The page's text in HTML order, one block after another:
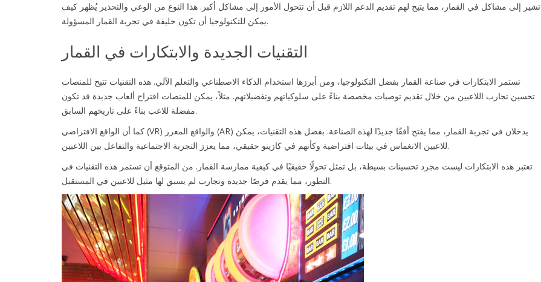
تشير إلى مشاكل في القمار، مما يتيح لهم تقديم الدعم اللازم قبل أن تتحول الأمور إلى مشاكل أكبر. هذا النوع من الوعي والتحذير يُظهر كيف
يمكن للتكنولوجيا أن تكون حليفة في تجربة القمار المسؤولة.
التقنيات الجديدة والابتكارات في القمار
تستمر الابتكارات في صناعة القمار بفضل التكنولوجيا، ومن أبرزها استخدام الذكاء الاصطناعي والتعلم الآلي. هذه التقنيات تتيح للمنصات
تحسين تجارب اللاعبين من خلال تقديم توصيات مخصصة بناءً على سلوكياتهم وتفضيلاتهم. مثلاً، يمكن للمنصات اقتراح ألعاب جديدة قد تكون
مفضلة للاعب بناءً على تاريخهم السابق.
كما أن الواقع الافتراضي (VR) والواقع المعزز (AR) يدخلان في تجربة القمار، مما يفتح أفقًا جديدًا لهذه الصناعة. بفضل هذه التقنيات، يمكن
للاعبين الانغماس في بيئات افتراضية وكأنهم في كازينو حقيقي، مما يعزز التجربة الاجتماعية والتفاعل بين اللاعبين.
تعتبر هذه الابتكارات ليست مجرد تحسينات بسيطة، بل تمثل تحولًا حقيقيًا في كيفية ممارسة القمار. من المتوقع أن تستمر هذه التقنيات في
التطور، مما يقدم فرصًا جديدة وتجارب لم يسبق لها مثيل للاعبين في المستقبل.